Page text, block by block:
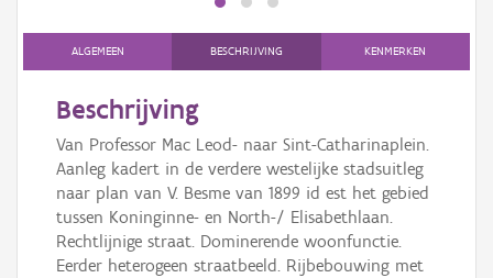
AanmeldenALGEMEEN BESCHRIJVING KENMERKEN
Beschrijving
Van Professor Mac Leod- naar Sint-Catharinaplein.
Aanleg kadert in de verdere westelijke stadsuitleg
naar plan van V. Besme van 1899 id est het gebied
tussen Koninginne- en North-/ Elisabethlaan.
Rechtlijnige straat. Dominerende woonfunctie.
Eerder heterogeen straatbeeld. Rijbebouwing met